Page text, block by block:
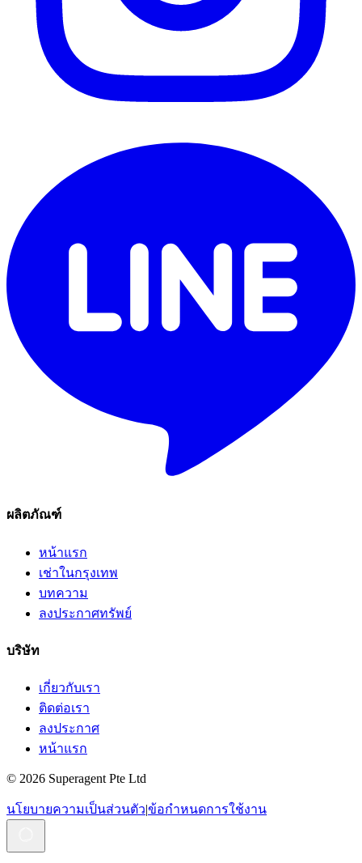
ผลิตภัณฑ์
หน้าแรก
เช่าในกรุงเทพ
บทความ
ลงประกาศทรัพย์
บริษัท
เกี่ยวกับเรา
ติดต่อเรา
ลงประกาศ
หน้าแรก
© 2026 Superagent Pte Ltd
นโยบายความเป็นส่วนตัว|ข้อกำหนดการใช้งาน